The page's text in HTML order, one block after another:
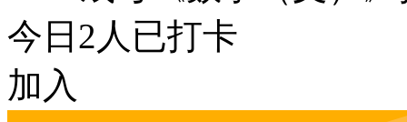
今日 2 人已打卡
加入